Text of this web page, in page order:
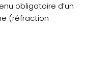
obligatoire d’un
(réfraction